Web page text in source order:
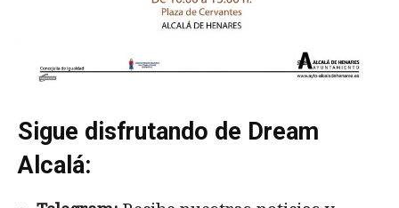
Sigue disfrutando de Dream
Alcalá: